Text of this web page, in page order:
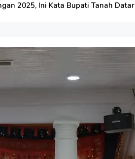
2025, Ini Kata Bupati Tanah Datar